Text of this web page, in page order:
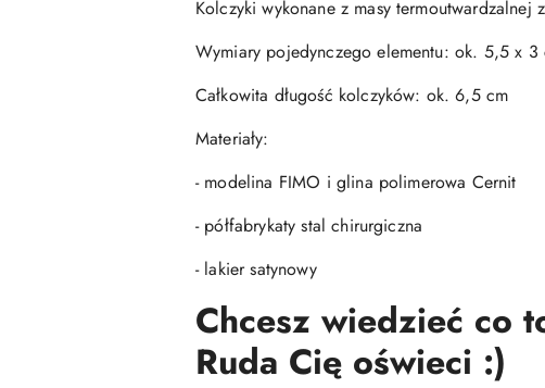
Kolczyki wykonane z masy
Wymiary pojedynczego elementu: ok. 5,5 x 3
Całkowita długość kolczyków: ok. 6,5 cm
Materiały:
- modelina FIMO i glina polimerowa Cernit
- półfabrykaty stal chirurgiczna
- lakier satynowy
Chcesz wiedzieć co
Ruda Cię oświeci :)